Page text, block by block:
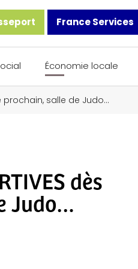
France Services
Économie locale
prochain, salle de Judo…
dès
Judo…